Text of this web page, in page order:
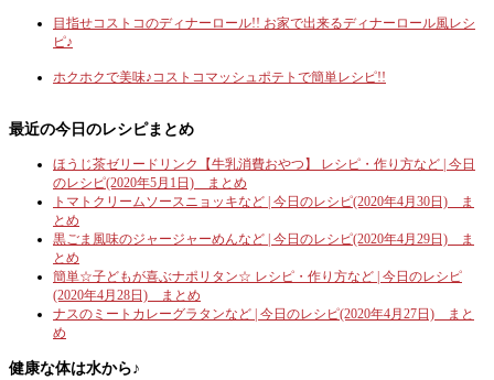
目指せコストコのディナーロール!! お家で出来るディナーロール風レシ
ピ♪
ホクホクで美味♪コストコマッシュポテトで簡単レシピ!!
最近の今日のレシピまとめ
ほうじ茶ゼリードリンク【牛乳消費おやつ】 レシピ・作り方など | 今日
のレシピ(2020年5月1日) まとめ
トマトクリームソースニョッキなど | 今日のレシピ(2020年4月30日) ま
とめ
黒ごま風味のジャージャーめんなど | 今日のレシピ(2020年4月29日) ま
とめ
簡単☆子どもが喜ぶナポリタン☆ レシピ・作り方など | 今日のレシピ
(2020年4月28日) まとめ
ナスのミートカレーグラタンなど | 今日のレシピ(2020年4月27日) まと
め
健康な体は水から♪